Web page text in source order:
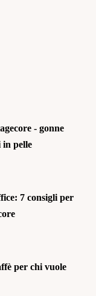
- gonne
in pelle
7 consigli per
per chi vuole